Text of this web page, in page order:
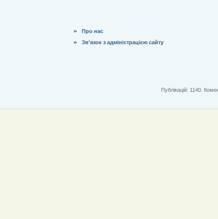
Про нас
Зв'язок з адміністрацією сайту
Публікацій: 1140.